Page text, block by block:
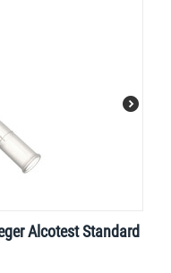
Alcotest Standard